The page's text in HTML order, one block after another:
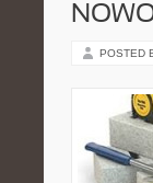
POSTED